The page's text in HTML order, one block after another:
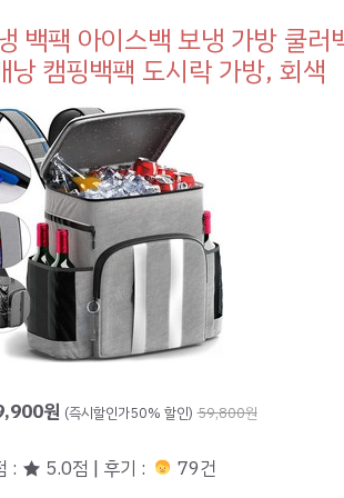
백팩 아이스백 보냉 가방 쿨러
캠핑백팩 도시락 가방, 회색
원 (즉시할인가50% 할인) 59,800원
: ★ 5.0점 | 후기 : 79건